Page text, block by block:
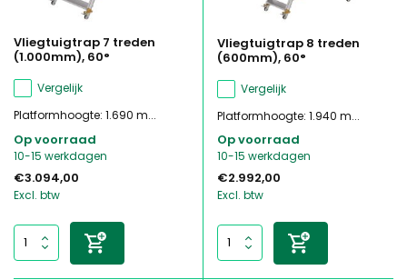
Vliegtuigtrap 7 treden
(1.000mm), 60°
Vergelijk
Platformhoogte: 1.690 m...
Op voorraad
10-15 werkdagen
€3.094,00
Excl. btw
Vliegtuigtrap 8 treden
(600mm), 60°
Vergelijk
Platformhoogte: 1.940 m...
Op voorraad
10-15 werkdagen
€2.992,00
Excl. btw